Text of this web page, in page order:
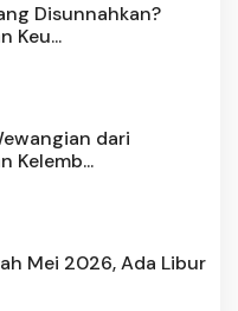
Disunnahkan?
Keu...
dari
Kelemb...
Mei 2026, Ada Libur